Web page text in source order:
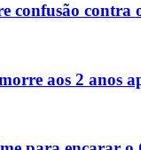
confusão contra
aos 2 anos